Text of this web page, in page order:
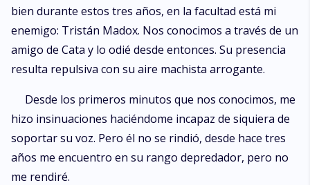
bien durante estos tres años, en la facultad está mi
enemigo: Tristán Madox. Nos conocimos a través de un
amigo de Cata y lo odié desde entonces. Su presencia
resulta repulsiva con su aire machista arrogante.
Desde los primeros minutos que nos conocimos, me
hizo insinuaciones haciéndome incapaz de siquiera de
soportar su voz. Pero él no se rindió, desde hace tres
años me encuentro en su rango depredador, pero no
me rendiré.